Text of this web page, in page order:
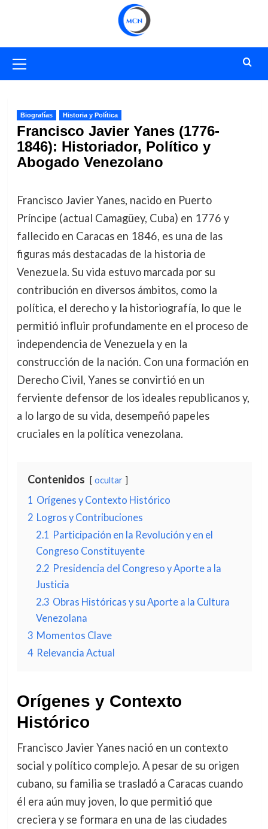
primario
Biografías Historia y Política
Francisco Javier Yanes (1776-
1846): Historiador, Político y
Abogado Venezolano
Francisco Javier Yanes, nacido en Puerto
Príncipe (actual Camagüey, Cuba) en 1776 y
fallecido en Caracas en 1846, es una de las
figuras más destacadas de la historia de
Venezuela. Su vida estuvo marcada por su
contribución en diversos ámbitos, como la
política, el derecho y la historiografía, lo que le
permitió influir profundamente en el proceso de
independencia de Venezuela y en la
construcción de la nación. Con una formación en
Derecho Civil, Yanes se convirtió en un
ferviente defensor de los ideales republicanos y,
a lo largo de su vida, desempeñó papeles
cruciales en la política venezolana.
Contenidos ocultar
1 Orígenes y Contexto Histórico
2 Logros y Contribuciones
2.1 Participación en la Revolución y en el
Congreso Constituyente
2.2 Presidencia del Congreso y Aporte a la
Justicia
2.3 Obras Históricas y su Aporte a la Cultura
Venezolana
3 Momentos Clave
4 Relevancia Actual
Orígenes y Contexto
Histórico
Francisco Javier Yanes nació en un contexto
social y político complejo. A pesar de su origen
cubano, su familia se trasladó a Caracas cuando
él era aún muy joven, lo que permitió que
creciera y se formara en una de las ciudades